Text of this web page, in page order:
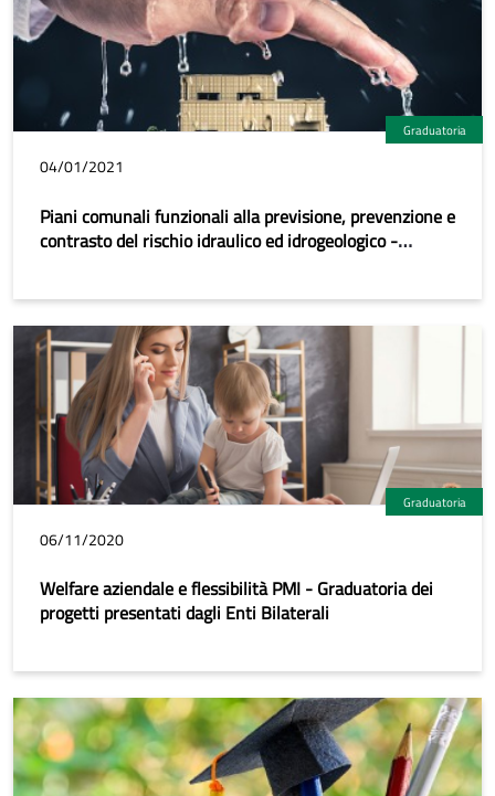
Graduatoria
04/01/2021
Piani comunali funzionali alla previsione, prevenzione e
contrasto del rischio idraulico ed idrogeologico -
Graduatoria
06/11/2020
Welfare aziendale e flessibilità PMI - Graduatoria dei
progetti presentati dagli Enti Bilaterali